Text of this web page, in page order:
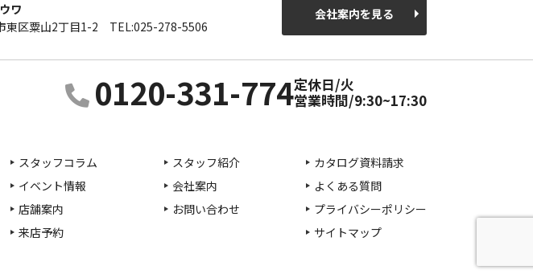
ワ
東区粟山2丁目1-2 TEL:025-278-5506
会社案内を見る
0120-331-774定休日/火
営業時間/9:30~17:30
スタッフコラム
イベント情報
店舗案内
来店予約
スタッフ紹介
会社案内
お問い合わせ
カタログ資料請求
よくある質問
プライバシーポリシー
サイトマップ